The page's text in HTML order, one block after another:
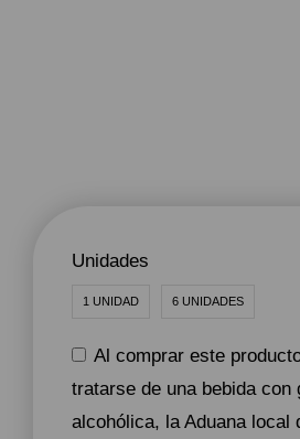
Unidades
1 UNIDAD 6 UNIDADES
Al comprar este
tratarse de una bebida con
alcohólica, la Aduana local